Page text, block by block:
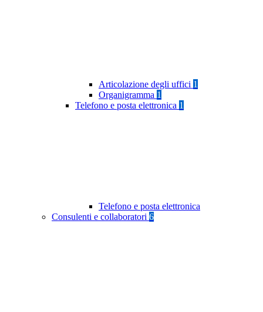
Articolazione degli uffici 1
Organigramma 1
Telefono e posta elettronica 1
Telefono e posta elettronica
Consulenti e collaboratori 6